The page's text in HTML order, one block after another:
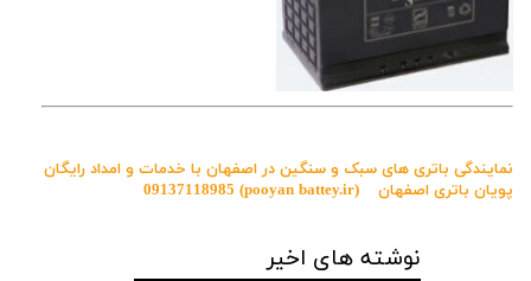
نمایندگی باتری های سبک و سنگین در اصفهان با خدمات و امداد رایگان
پویان باتری اصفهان
(pooyan battey.ir)
09137118985
نوشته های اخیر